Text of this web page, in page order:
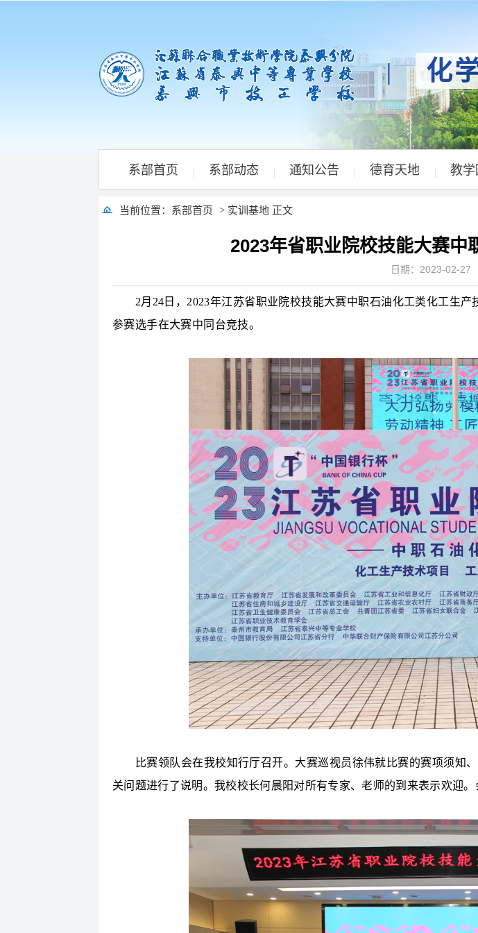
| 化
系部首页 | 系部动态 | 通知公告 | 德育天地 | 教学
当前位置： 系部首页 > 实训基地 正文
2023年省职业院校技能大赛中
日期：2023-02-
2月24日，2023年江苏省职业院校技能大赛中职石油化工类化工生产
参赛选手在大赛中同台竞技。
比赛领队会在我校知行厅召开。大赛巡视员徐伟就比赛的赛项须知
关问题进行了说明。我校校长何晨阳对所有专家、老师的到来表示欢迎